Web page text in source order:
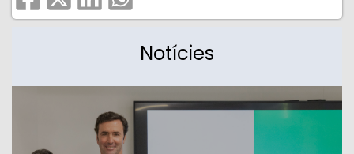
Notícies